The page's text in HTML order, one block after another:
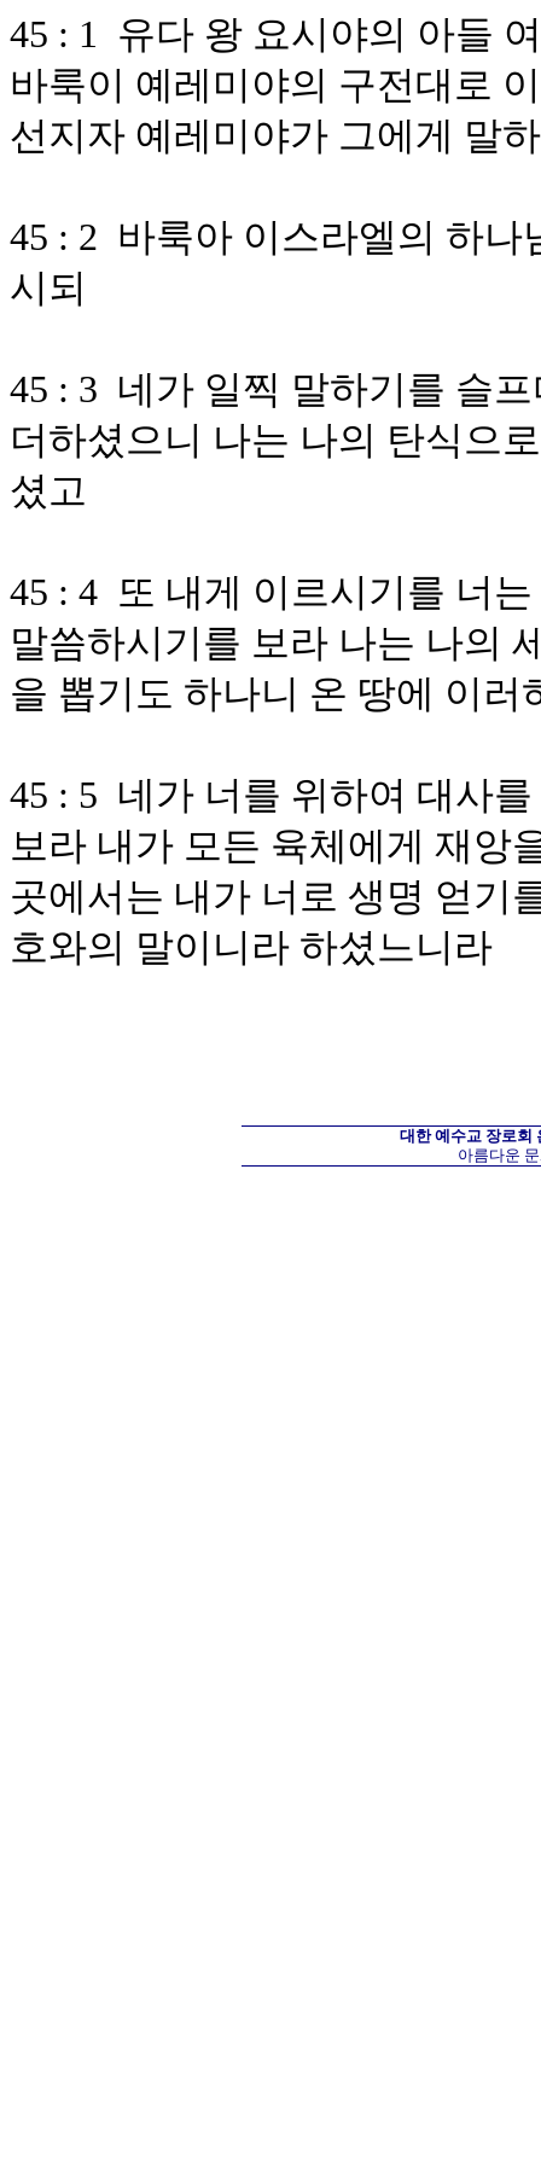
45 : 1 유다 왕 요시야의 아들
바룩이 예레미야의 구전대로
선지자 예레미야가 그에게 말
45 : 2 바룩아 이스라엘의 하
시되
45 : 3 네가 일찍 말하기를 슬
더하셨으니 나는 나의 탄식으
셨고
45 : 4 또 내게 이르시기를 너
말씀하시기를 보라 나는 나의
을 뽑기도 하나니 온 땅에 이러
45 : 5 네가 너를 위하여 대사
보라 내가 모든 육체에게 재앙
곳에서는 내가 너로 생명 얻기
호와의 말이니라 하셨느니라
대한 예수교 장로회
아름다운